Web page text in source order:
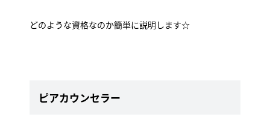
どのような資格なのか簡単に説明します☆
ピアカウンセラー